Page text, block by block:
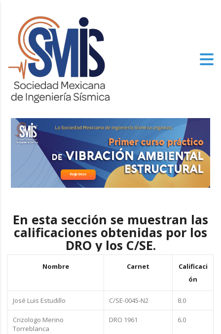
En esta sección se muestran las
calificaciones obtenidas por los
DRO y los C/SE.
Nombre Carnet
Calificaci
ón
José Luis Estudillo C/SE-0045-N2 8.0
Crizologo Merino
Torreblanca
DRO 1961 6.0